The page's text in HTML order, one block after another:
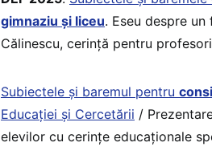
gimnaziu și liceu. Eseu despre
Călinescu, cerință pentru
Subiectele și baremul pentru
Educației și Cercetării /
elevilor cu cerințe educaționale